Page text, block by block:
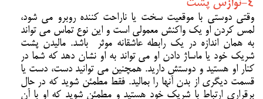
4-نوازش پشت
وقتی دوستی با موقعیت سخت یا ناراحت کننده روبرو می شود،
لمس کردن او یک واکنش معمولی است و این نوع تماس می تواند
به همان اندازه در یک رابطه عاشقانه موثر باشد. مالیدن پشت
شریک خود یا ماساژ دادن او می تواند به او نشان دهد که شما در
کنار او هستید و دوستش دارید. همچنین می توانید دست، دست یا
قسمت دیگری از بدن آنها را بمالید. فقط مطمئن شوید که در حال
برقراری ارتباط با شریک خود هستید و مطمئن شوید که او با آن